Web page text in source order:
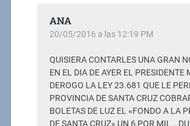
ANA
20/05/2016 a las 12:19 PM
QUISIERA CONTARLES UNA GRAN
EN EL DIA DE AYER EL PRESIDENTE
DEROGO LA LEY 23.681 QUE LE
PROVINCIA DE SANTA CRUZ
BOLETAS DE LUZ EL «FONDO A LA
DE SANTA CRUZ» UN 6,POR MIL